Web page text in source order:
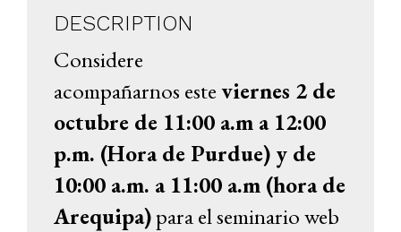
DESCRIPTION
Considere
acompañarnos esteviernes 2 de
octubre de 11:00 a.m a 12:00
p.m. (Hora de Purdue) y de
10:00 a.m. a 11:00 a.m (hora de
Arequipa)para el seminario web